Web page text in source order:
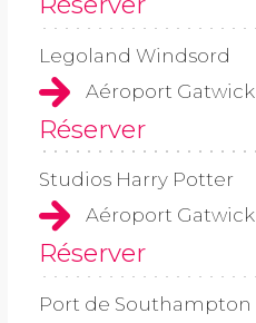
Legoland Windsord
Aéroport Gatwick
Réserver
Studios Harry Potter
Aéroport Gatwick
Réserver
Port de Southampton